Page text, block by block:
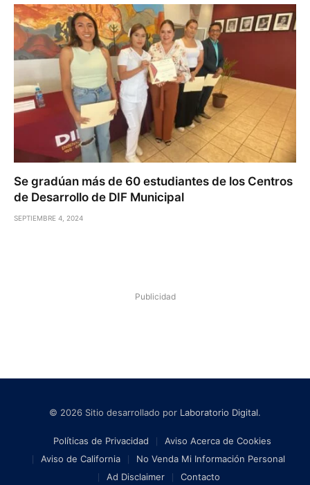
Se gradúan más de 60 estudiantes de los Centros
de Desarrollo de DIF Municipal
SEPTIEMBRE 4, 2024
Publicidad
© 2026 Sitio desarrollado por Laboratorio Digital.
Políticas de Privacidad
Aviso Acerca de Cookies
Aviso de California
No Venda Mi Información Personal
Ad Disclaimer
Contacto